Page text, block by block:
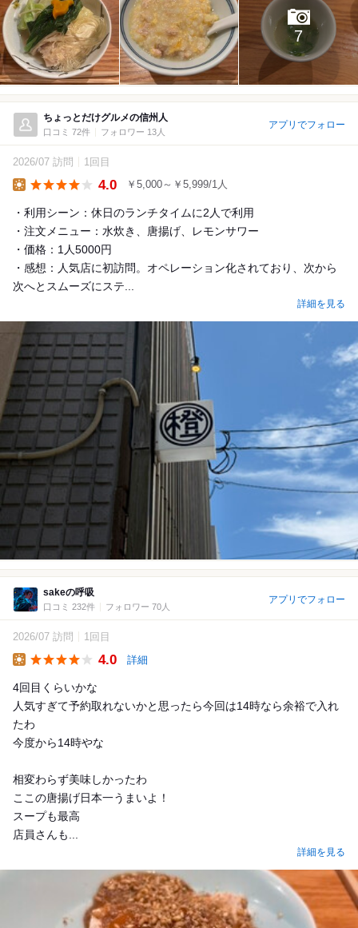
7
ちょっとだけグルメの信州人
口コミ 72件 フォロワー 13人
アプリでフォロー
2026/07 訪問 1回目
4.0 ￥5,000～￥5,999/1人
・利用シーン：休日のランチタイムに2人で利用
・注文メニュー：水炊き、唐揚げ、レモンサワー
・価格：1人5000円
・感想：人気店に初訪問。オペレーション化されており、次から
次へとスムーズにステ...
詳細を見る
sakeの呼吸
口コミ 232件 フォロワー 70人
アプリでフォロー
2026/07 訪問 1回目
4.0 詳細
4回目くらいかな
人気すぎて予約取れないかと思ったら今回は14時なら余裕で入れ
たわ
今度から14時やな
相変わらず美味しかったわ
ここの唐揚げ日本一うまいよ！
スープも最高
店員さんも...
詳細を見る